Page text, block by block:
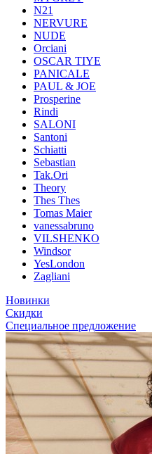
N21
NERVURE
NUDE
Orciani
OSCAR TIYE
PANICALE
PAUL & JOE
Prosperine
Rindi
SALONI
Santoni
Schiatti
Sebastian
Tak.Ori
Theory
Thes Thes
Tomas Maier
vanessabruno
VILSHENKO
Windsor
YesLondon
Zagliani
Новинки
Скидки
Специальное предложение